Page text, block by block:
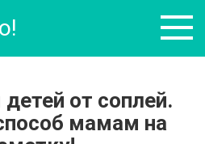
от соплей.
мамам на